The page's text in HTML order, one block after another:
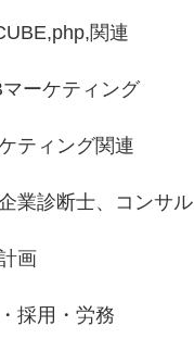
関連
ーケティング
ティング関連
業診断士、コンサル
画
採用・労務